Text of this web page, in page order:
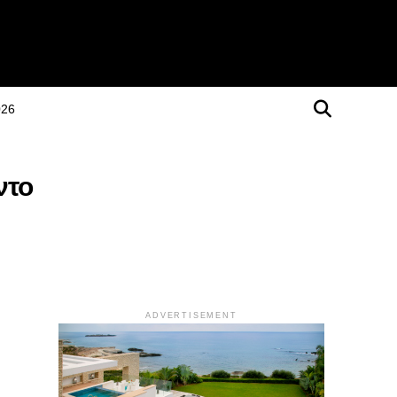
ADVERTISEMENT